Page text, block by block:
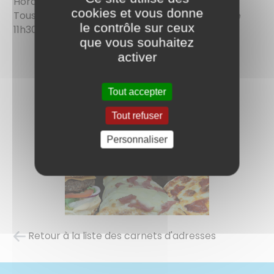
Tous les soirs de 18h à 22h et du lundi au jeudi de
11h30 à 14h.
Retour à la liste des carnets d'adresses
cookies et vous donne
le contrôle sur ceux
que vous souhaitez
activer
Tout accepter
Tout refuser
Personnaliser